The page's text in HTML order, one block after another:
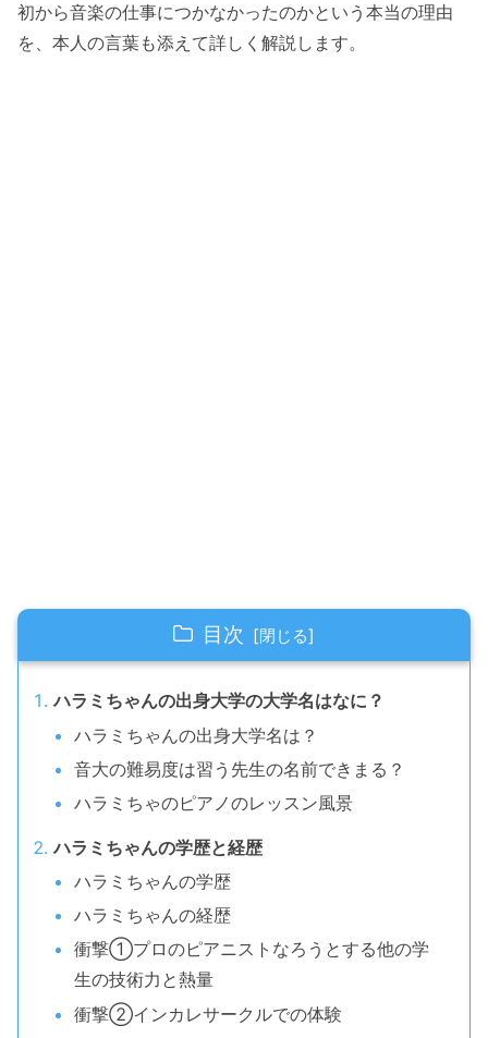
初から音楽の仕事につかなかったのかという本当の理由
を、本人の言葉も添えて詳しく解説します。
目次
ハラミちゃんの出身大学の大学名はなに？
ハラミちゃんの出身大学名は？
音大の難易度は習う先生の名前できまる？
ハラミちゃのピアノのレッスン風景
ハラミちゃんの学歴と経歴
ハラミちゃんの学歴
ハラミちゃんの経歴
衝撃①プロのピアニストなろうとする他の学
生の技術力と熱量
衝撃②インカレサークルでの体験